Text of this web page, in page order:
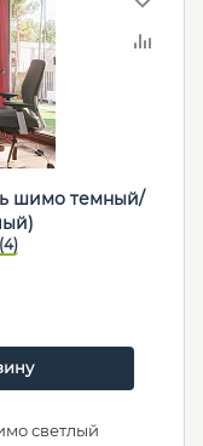
шимо темный/
светлый